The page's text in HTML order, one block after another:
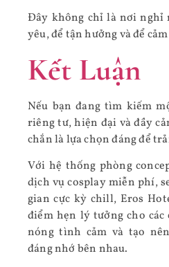
Đây không chỉ là nơi nghỉ
yêu, để tận hưởng và để
Kết Luận
Nếu bạn đang tìm kiếm
riêng tư, hiện đại và đầy
chắn là lựa chọn đáng để
Với hệ thống phòng
dịch vụ cosplay miễn phí,
gian cực kỳ chill, Eros
điểm hẹn lý tưởng cho
nóng tình cảm và tạo
đáng nhớ bên nhau.